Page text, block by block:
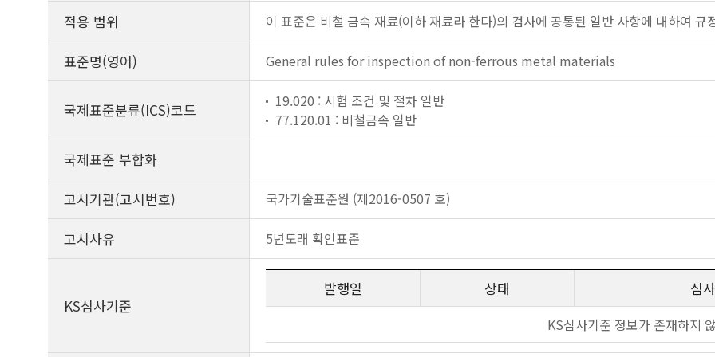
적용 범위 이 표준은 비철 금속 재료(이하 재료라 한다)의 검사에 공통된 일반 사항에 대하여 규
표준명(영어) General rules for inspection of non-ferrous metal materials
국제표준분류(ICS)코드
19.020 : 시험 조건 및 절차 일반
77.120.01 : 비철금속 일반
국제표준 부합화
고시기관(고시번호)
국가기술표준원 (제2016-0507 호)
고시사유 5년도래 확인표준
KS심사기준
발행일 상태 심
KS심사기준 정보가 존재하지